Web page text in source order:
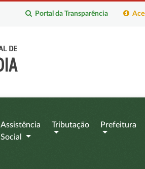
Portal da Transparência
Assistência
Social
Tributação Prefeitura